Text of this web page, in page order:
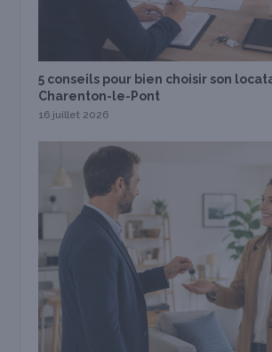
5 conseils pour bien choisir son
Charenton-le-Pont
16 juillet 2026